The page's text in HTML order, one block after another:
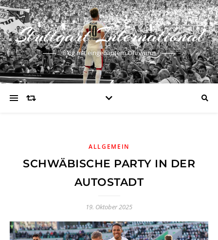
Stuttgart International
Blog mit eingebautem Ohrwurm
ALLGEMEIN
SCHWÄBISCHE PARTY IN DER
AUTOSTADT
19. Oktober 2025